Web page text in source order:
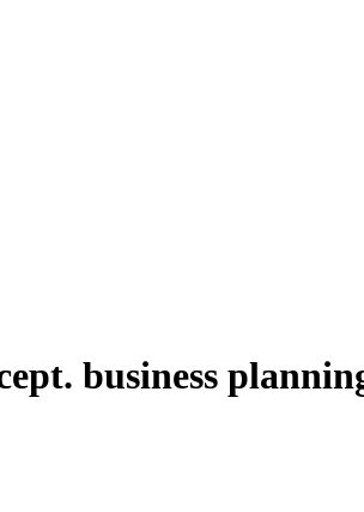
business